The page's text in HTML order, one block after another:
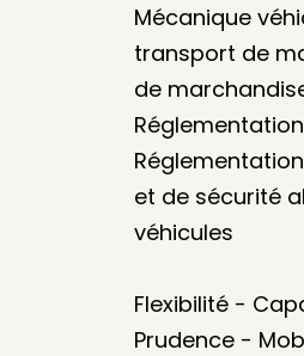
Mécanique
transport de
de
et de sécurité
véhicules
Flexibilité -
Prudence -